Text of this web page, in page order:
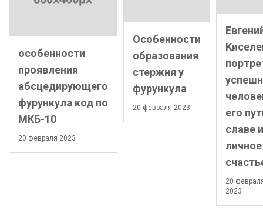
особенности
проявления
абсцедирующего
фурункула код по
МКБ-10
20 февраля 2023
Особенности
образования
стержня у
фурункула
20 февраля 2023
его
славе и
личное
20
2023